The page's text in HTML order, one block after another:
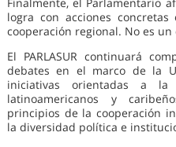
logra con acciones
cooperación regional. No es un
El PARLASUR continuará
debates en el marco de la
iniciativas orientadas a
latinoamericanos y
principios de la cooperación
la diversidad política e